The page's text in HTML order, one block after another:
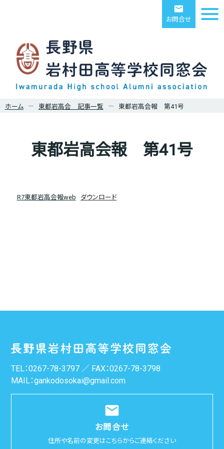
email
お問合せ
ホーム 東都岩高会 記事一覧 東都岩高会報 第41号
東都岩高会報 第41号
R7東都岩高会報web ダウンロード
TEL：0267-78-3797 ／ FAX：0267-78-3798
MAIL：gankodosokai@gmail.com
email
お問合せ
住所や名前の変更はこちらからご連絡ください